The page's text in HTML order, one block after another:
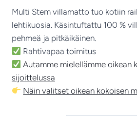
-
Multi Stem villamatto tuo kotiin
lehtikuosia. Käsintuftattu 100 %
pehmeä ja pitkäikäinen.
Rahtivapaa toimitus
Autamme mielellämme oikean
sijoittelussa
Näin valitset oikean kokoisen